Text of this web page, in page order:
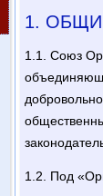
1.
1.1. Союз
1.2. Под